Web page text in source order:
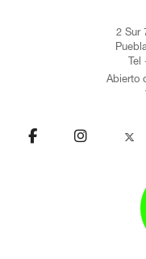
2 Sur
Tel
Abierto